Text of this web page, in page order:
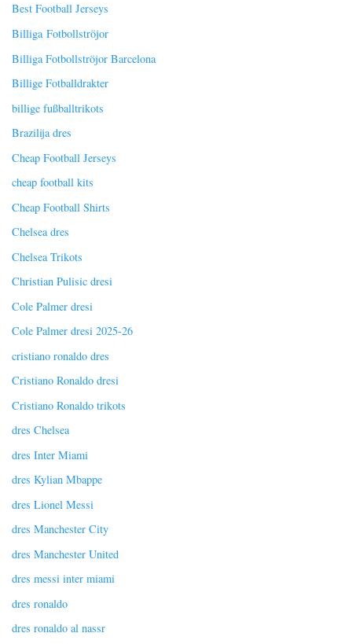
Best Football Jerseys
Billiga Fotbollströjor
Billiga Fotbollströjor Barcelona
Billige Fotballdrakter
billige fußballtrikots
Brazilija dres
Cheap Football Jerseys
cheap football kits
Cheap Football Shirts
Chelsea dres
Chelsea Trikots
Christian Pulisic dresi
Cole Palmer dresi
Cole Palmer dresi 2025-26
cristiano ronaldo dres
Cristiano Ronaldo dresi
Cristiano Ronaldo trikots
dres Chelsea
dres Inter Miami
dres Kylian Mbappe
dres Lionel Messi
dres Manchester City
dres Manchester United
dres messi inter miami
dres ronaldo
dres ronaldo al nassr